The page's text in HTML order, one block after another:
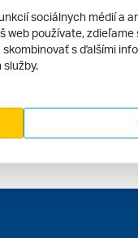
sociálnych médií a
web používate,
s ďalšími
služby.